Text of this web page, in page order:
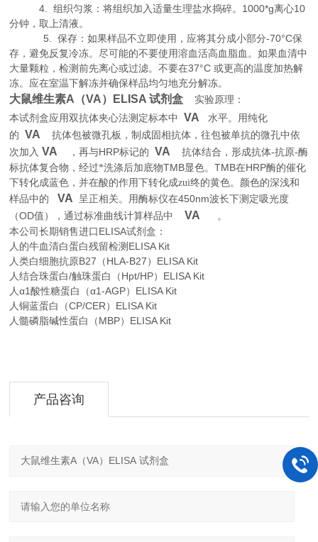
4. 组织匀浆：将组织加入适量生理盐水捣碎。1000*g离心10
分钟，取上清液。
5. 保存：如果样品不立即使用，应将其分成小部分-70°C保
存，避免反复冷冻。尽可能的不要使用溶血活高血脂血。如果血清中
大量颗粒，检测前先离心或过滤。不要在37°C 或更高的温度加热解
冻。应在室温下解冻并确保样品均匀地充分解冻。
大鼠维生素A（VA）ELISA 试剂盒 实验原理 ：
本试剂盒应用双抗体夹心法测定标本中
VA
水平。用纯化
的
VA
抗体包被微孔板，制成固相抗体，往包被单抗的微孔中依
次加入 VA ，再与HRP标记的 VA 抗体结合，形成抗体-抗原-酶
标抗体复合物，经过*洗涤后加底物TMB显色。TMB在HRP酶的催化
下转化成蓝色，并在酸的作用下转化成zui终的黄色。颜色的深浅和
样品中的
VA 呈正相关。用酶标仪在450nm波长下测定吸光度
（OD值），通过标准曲线计算样品中 VA
。
本公司长期销售进口ELISA试剂盒：
人的牛血清白蛋白残留检测ELISA Kit
人类白细胞抗原B27（HLA-B27）ELISA Kit
人结合珠蛋白/触珠蛋白（Hpt/HP）ELISA Kit
人α1酸性糖蛋白（α1-AGP）ELISA Kit
人铜蓝蛋白（CP/CER）ELISA Kit
人髓磷脂碱性蛋白（MBP）ELISA Kit
产品咨询